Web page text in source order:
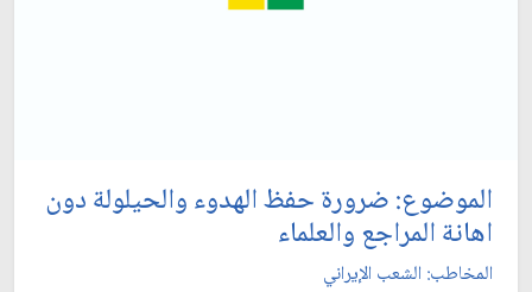
الموضوع: ضرورة حفظ الهدوء والحيلولة دون
اهانة المراجع والعلماء
المخاطب: الشعب الإيراني‏